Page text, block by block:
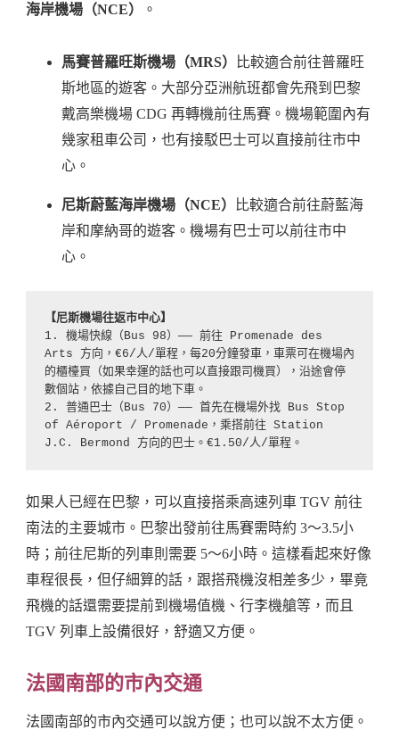
海岸機場（NCE）
。
馬賽普羅旺斯機場（MRS）
比較適合前往普羅旺
斯地區的遊客。大部分亞洲航班都會先飛到巴黎
戴高樂機場 CDG 再轉機前往馬賽。機場範圍內有
幾家租車公司，也有接駁巴士可以直接前往市中
心。
尼斯蔚藍海岸機場（NCE）
比較適合前往蔚藍海
岸和摩納哥的遊客。機場有巴士可以前往市中
心。
【尼斯機場往返市中心】
1. 機場快線（Bus 98）—— 前往 Promenade des
Arts 方向，€6/人/單程，每20分鐘發車，車票可在機場內
的櫃檯買（如果幸運的話也可以直接跟司機買），沿途會停
數個站，依據自己目的地下車。
2. 普通巴士（Bus 70）—— 首先在機場外找 Bus Stop
of Aéroport / Promenade，乘搭前往 Station
J.C. Bermond 方向的巴士。€1.50/人/單程。
如果人已經在巴黎，可以直接搭乘高速列車 TGV 前往
南法的主要城市。巴黎出發前往馬賽需時約 3～3.5小
時；前往尼斯的列車則需要 5～6小時。這樣看起來好像
車程很長，但仔細算的話，跟搭飛機沒相差多少，畢竟
飛機的話還需要提前到機場值機、行李機艙等，而且
TGV 列車上設備很好，舒適又方便。
法國南部的市內交通
法國南部的市內交通可以說方便；也可以說不太方便。